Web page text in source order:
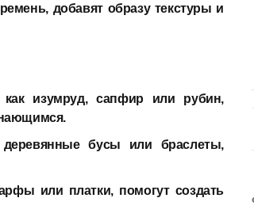
добавят образу текстуры и
как изумруд, сапфир или рубин,
бусы или браслеты,
или платки, помогут создать